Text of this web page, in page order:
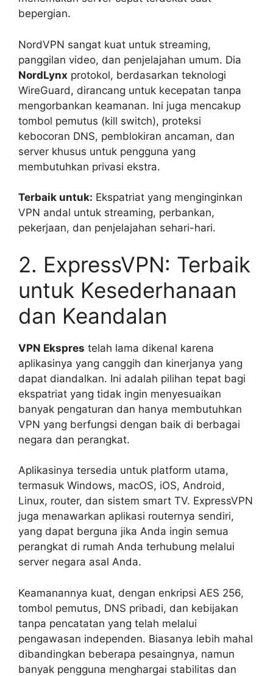
bepergian.
NordVPN sangat kuat untuk streaming,
panggilan video, dan penjelajahan umum. Dia
NordLynx protokol, berdasarkan teknologi
WireGuard, dirancang untuk kecepatan tanpa
mengorbankan keamanan. Ini juga mencakup
tombol pemutus (kill switch), proteksi
kebocoran DNS, pemblokiran ancaman, dan
server khusus untuk pengguna yang
membutuhkan privasi ekstra.
Terbaik untuk: Ekspatriat yang menginginkan
VPN andal untuk streaming, perbankan,
pekerjaan, dan penjelajahan sehari-hari.
2. ExpressVPN: Terbaik
untuk Kesederhanaan
dan Keandalan
VPN Ekspres telah lama dikenal karena
aplikasinya yang canggih dan kinerjanya yang
dapat diandalkan. Ini adalah pilihan tepat bagi
ekspatriat yang tidak ingin menyesuaikan
banyak pengaturan dan hanya membutuhkan
VPN yang berfungsi dengan baik di berbagai
negara dan perangkat.
Aplikasinya tersedia untuk platform utama,
termasuk Windows, macOS, iOS, Android,
Linux, router, dan sistem smart TV. ExpressVPN
juga menawarkan aplikasi routernya sendiri,
yang dapat berguna jika Anda ingin semua
perangkat di rumah Anda terhubung melalui
server negara asal Anda.
Keamanannya kuat, dengan enkripsi AES 256,
tombol pemutus, DNS pribadi, dan kebijakan
tanpa pencatatan yang telah melalui
pengawasan independen. Biasanya lebih mahal
dibandingkan beberapa pesaingnya, namun
banyak pengguna menghargai stabilitas dan